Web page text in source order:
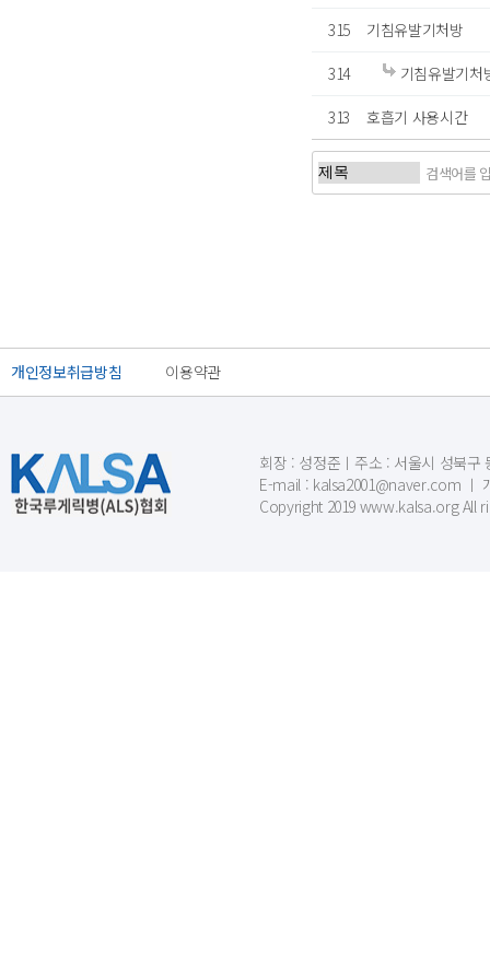
315
기침유발기처방
314
기침유발기처
313
호흡기 사용시간
개인정보취급방침 이용약관
회장 : 성정준ㅣ주소 : 서울시 성북구
E-mail : kalsa2001@naver.com ㅣ
Copyright 2019 www.kalsa.org All